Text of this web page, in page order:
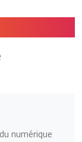
numérique